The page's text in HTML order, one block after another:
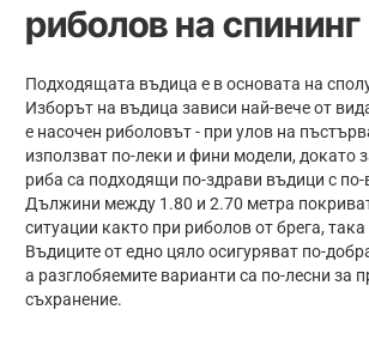
риболов на спининг
Подходящата въдица е в основата на
Изборът на въдица зависи най-вече от
е насочен риболовът - при улов на
използват по-леки и фини модели, докато
риба са подходящи по-здрави въдици с
Дължини между 1.80 и 2.70 метра
ситуации както при риболов от брега,
Въдиците от едно цяло осигуряват по-
а разглобяемите варианти са по-лесни за
съхранение.